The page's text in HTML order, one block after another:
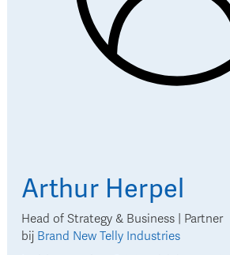
Arthur Herpel
Head of Strategy & Business | Partner
bij Brand New Telly Industries